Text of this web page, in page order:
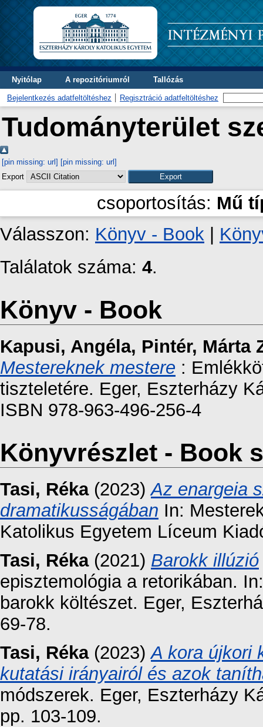
Nyitólap A repozitóriumról Tallózás
Bejelentkezés adatfeltöltéshez Regisztráció adatfeltöltéshez
Tudományterület
[pin missing: url] [pin missing: url]
Export
csoportosítás: Mű
Válasszon: Könyv - Book
Találatok száma: 4.
Könyv - Book
Kapusi, Angéla, Pintér, Márta
Mestereknek mestere :
tiszteletére. Eger, Eszterházy
ISBN 978-963-496-256-4
Könyvrészlet - Book
Tasi, Réka(2023)Az enargeia
dramatikusságában In:
Katolikus Egyetem Líceum
Tasi, Réka(2021) Barokk illúzió
episztemológia a retorikában.
barokk költészet. Eger,
69-78.
Tasi, Réka(2023)A kora újkori
kutatási irányairól és azok
módszerek. Eger, Eszterházy
pp. 103-109.